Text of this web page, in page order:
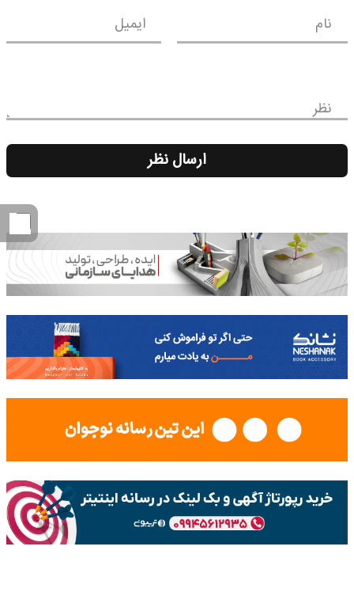
نام ایمیل
نظر
ارسال نظر